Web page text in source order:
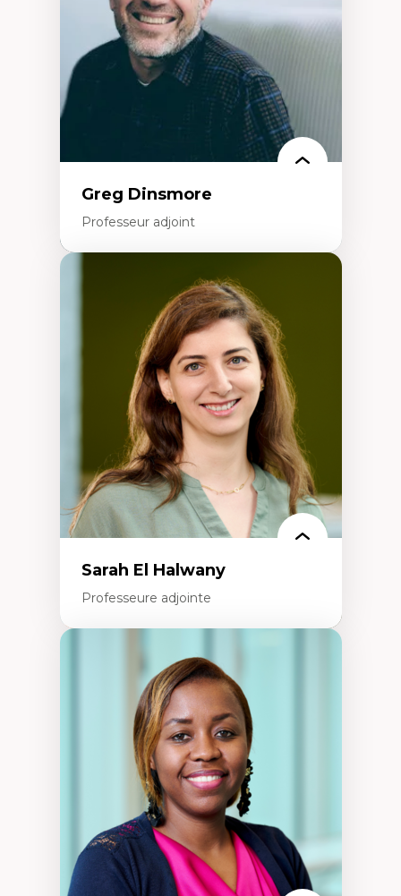
Formation à l’enseignement en contexte
francophone minoritaire
Identité linguistique et culturelle
Recherche-action et approches
participatives
Leadership éducatif et pratiques réflexives
Éducation durable et bien-être en
Greg Dinsmore
Professeur adjoint
Fragmentation des auditoires médiatiques
Analyse multi-plateforme des auditoires
médiatiques
Analyse des comportements numériques à
travers les données massives et l’IA
Recherche quantitative et qualitative sur
les auditoires médiatiques
Épistémologie des techniques de recherche
numérique et l’IA
Théorie des droits de la personne
La pensée politique d’Hannah Arendt
La pensée politique à l’ère numérique
Justice internationale et normes
internationales
Sarah El Halwany
Professeure adjointe
Les apports pédagogiques des théories de
l'affect, du posthumanisme, du féminisme
dans l'éducation aux sciences
L'apprentissage des sciences/STIM dans une
perspective socioécologique de care
L’insertion professionnelle des
enseignant.e.s